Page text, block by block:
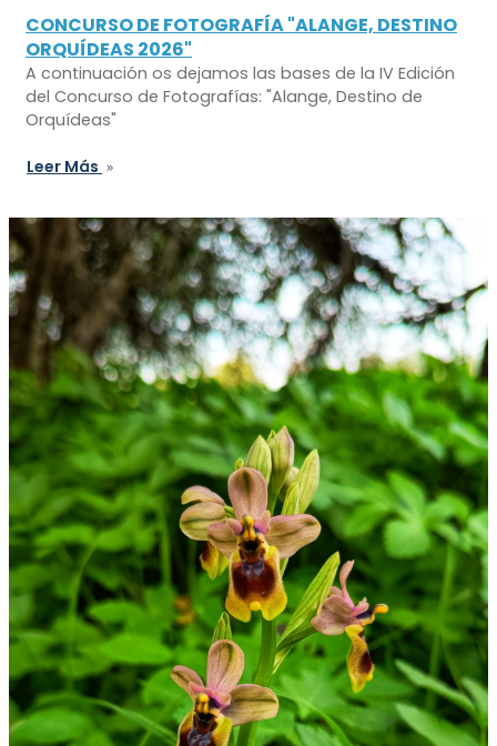
CONCURSO DE FOTOGRAFÍA "ALANGE, DESTINO
ORQUÍDEAS 2026"
A continuación os dejamos las bases de la IV Edición
del Concurso de Fotografías: "Alange, Destino de
Orquídeas"
Leer Más